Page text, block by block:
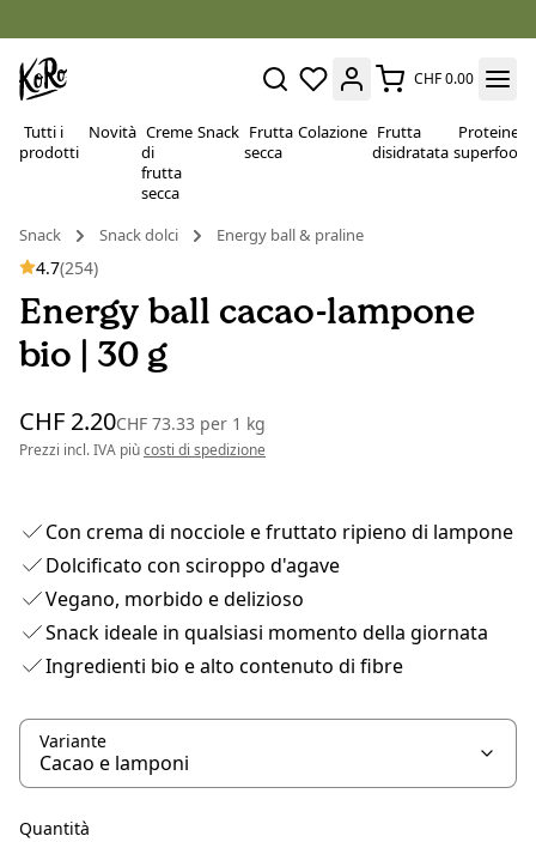
CHF 0.00
Tutti i
prodotti
Novità Creme
di
frutta
secca
Snack Frutta
secca
Colazione Frutta
disidratata
Proteine e
superfood
Snack Snack dolci Energy ball & praline
4.7(254)
Energy ball cacao-lampone
bio | 30 g
CHF 2.20CHF 73.33 per 1 kg
Prezzi incl. IVA piùcosti di spedizione
Con crema di nocciole e fruttato ripieno di lampone
Dolcificato con sciroppo d'agave
Vegano, morbido e delizioso
Snack ideale in qualsiasi momento della giornata
Ingredienti bio e alto contenuto di fibre
Variante
Quantità